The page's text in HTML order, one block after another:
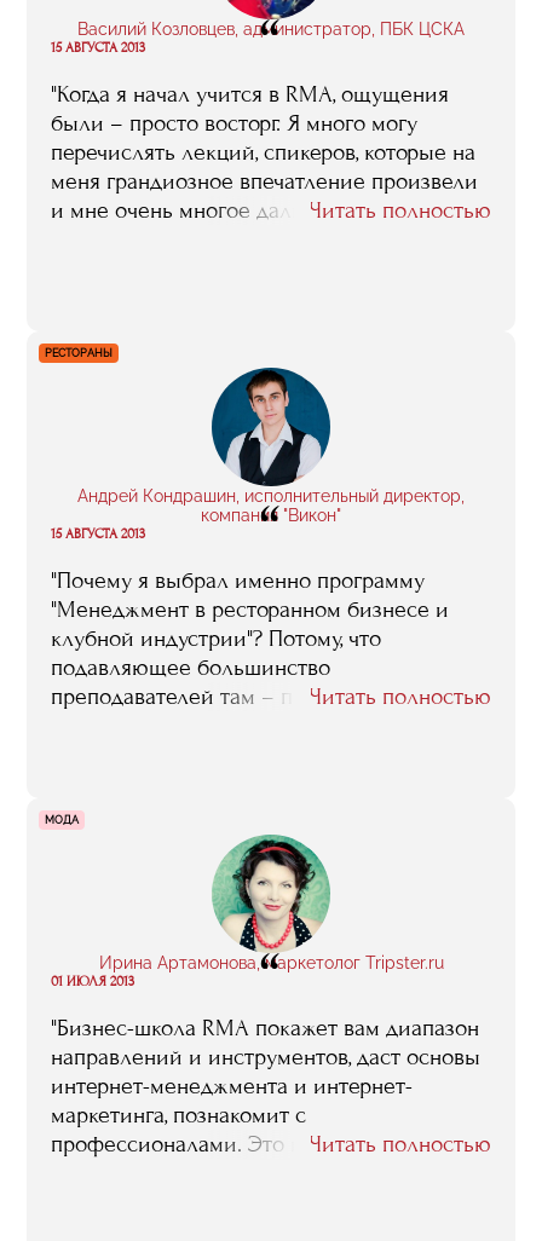
Василий Козловцев, администратор, ПБК ЦСКА
“
15 АВГУСТА 2013
"Когда я начал учится в RMA, ощущения
были – просто восторг. Я много могу
перечислять лекций, спикеров, которые на
меня грандиозное впечатление произвели
и мне очень многое дали. Ну, вот взять хотя
кроме как RMA у нас такого никто не
Читать полностью
РЕСТОРАНЫ
Андрей Кондрашин, исполнительный директор,
компания "Викон"
“
15 АВГУСТА 2013
"Почему я выбрал именно программу
"Менеджмент в ресторанном бизнесе и
клубной индустрии"? Потому, что
подавляющее большинство
преподавателей там – практики, люди,
Я очень многому там научился, в том числе
и в плане раскрутки, продвижения бизнеса.
На занятия Назарова ходил с огромным
удовольствием, да и сейчас стараюсь их не
пропускать. Многих преподавателей могу с
благодарностью вспомнить: Семанову
Ольгу, например, ее лекции по меню-
инжинирингу мне очень пригодились"
Читать полностью
МОДА
Ирина Артамонова, маркетолог Tripster.ru
“
01 ИЮЛЯ 2013
"Бизнес-школа RMA покажет вам диапазон
направлений и инструментов, даст основы
интернет-менеджмента и интернет-
маркетинга, познакомит с
профессионалами. Это немало, поверьте. И
Читать полностью